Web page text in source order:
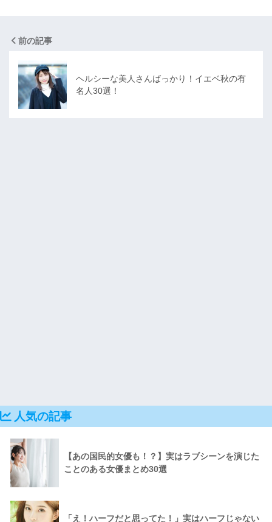
前の記事
ヘルシーな美人さんばっかり！イエベ秋の有
名人30選！
人気の記事
【あの国民的女優も！？】実はラブシーンを演じた
ことのある女優まとめ30選
「え！ハーフだと思ってた！」実はハーフじゃない